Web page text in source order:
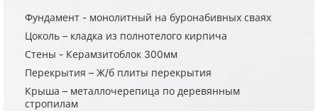
Фундамент - монолитный на буронабивных сваях
Цоколь – кладка из полнотелого кирпича
Стены - Керамзитоблок 300мм
Перекрытия – Ж/б плиты перекрытия
Крыша – металлочерепица по деревянным
стропилам